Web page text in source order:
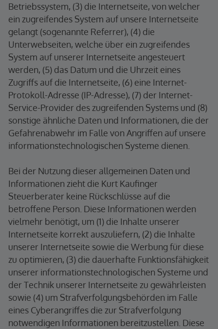
Betriebssystem, (3) die Internetseite, von welcher
ein zugreifendes System auf unsere Internetseite
gelangt (sogenannte Referrer), (4) die
Unterwebseiten, welche über ein zugreifendes
System auf unserer Internetseite angesteuert
werden, (5) das Datum und die Uhrzeit eines
Zugriffs auf die Internetseite, (6) eine Internet-
Protokoll-Adresse (IP-Adresse), (7) der Internet-
Service-Provider des zugreifenden Systems und (8)
sonstige ähnliche Daten und Informationen, die der
Gefahrenabwehr im Falle von Angriffen auf unsere
informationstechnologischen Systeme dienen.
Bei der Nutzung dieser allgemeinen Daten und
Informationen zieht die Kurt Kaufinger
Steuerberater keine Rückschlüsse auf die
betroffene Person. Diese Informationen werden
vielmehr benötigt, um (1) die Inhalte unserer
Internetseite korrekt auszuliefern, (2) die Inhalte
unserer Internetseite sowie die Werbung für diese
zu optimieren, (3) die dauerhafte Funktionsfähigkeit
unserer informationstechnologischen Systeme und
der Technik unserer Internetseite zu gewährleisten
sowie (4) um Strafverfolgungsbehörden im Falle
eines Cyberangriffes die zur Strafverfolgung
notwendigen Informationen bereitzustellen. Diese